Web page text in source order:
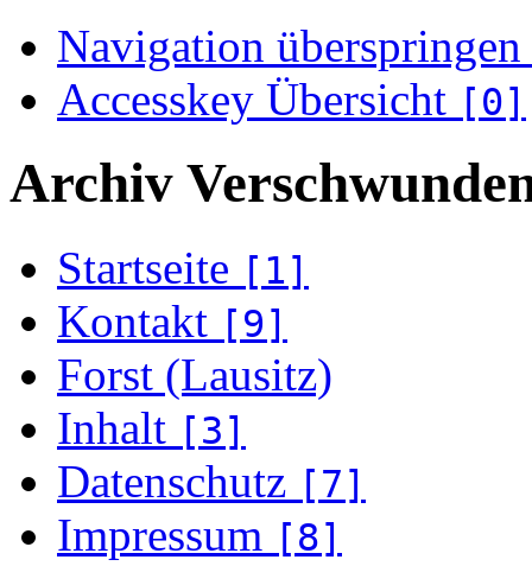
Navigation überspringen
Accesskey Übersicht [0]
Archiv
Startseite [1]
Kontakt [9]
Forst (Lausitz)
Inhalt [3]
Datenschutz [7]
Impressum [8]